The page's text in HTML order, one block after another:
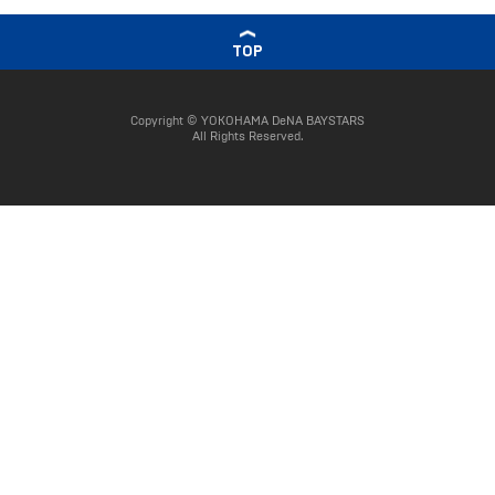
TOP
Copyright © YOKOHAMA DeNA BAYSTARS
All Rights Reserved.